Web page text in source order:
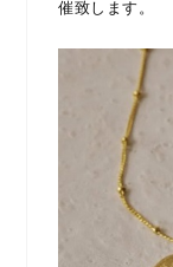
催致します。